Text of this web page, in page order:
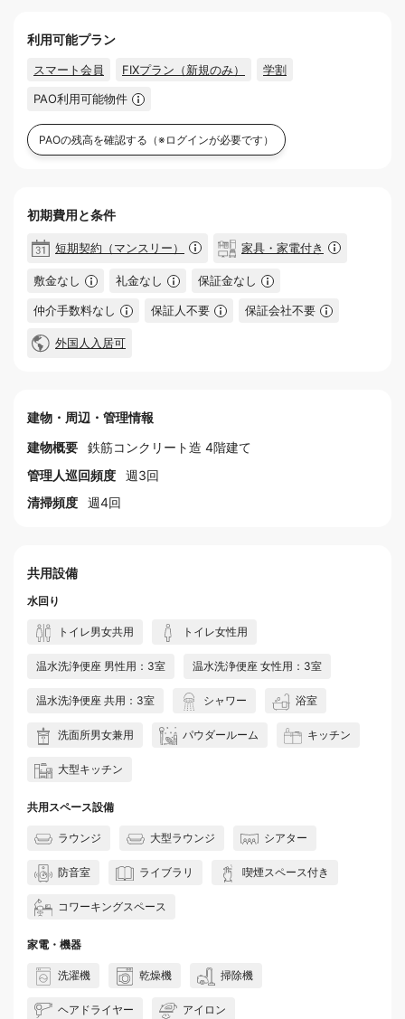
利用可能プラン
スマート会員 FIXプラン（新規のみ） 学割
PAO利用可能物件
PAOの残高を確認する （※ログインが必要です）
初期費用と条件
短期契約（マンスリー） 家具・家電付き
敷金なし 礼金なし 保証金なし
仲介手数料なし 保証人不要 保証会社不要
外国人入居可
建物・周辺・管理情報
建物概要
鉄筋コンクリート造 4階建て
管理人巡回頻度
週3回
清掃頻度
週4回
共用設備
水回り
トイレ男女共用 トイレ女性用
温水洗浄便座 男性用：3室 温水洗浄便座 女性用：3室
温水洗浄便座 共用：3室 シャワー 浴室
洗面所男女兼用 パウダールーム キッチン
大型キッチン
共用スペース設備
ラウンジ 大型ラウンジ シアター
防音室 ライブラリ 喫煙スペース付き
コワーキングスペース
家電・機器
洗濯機 乾燥機 掃除機
ヘアドライヤー アイロン